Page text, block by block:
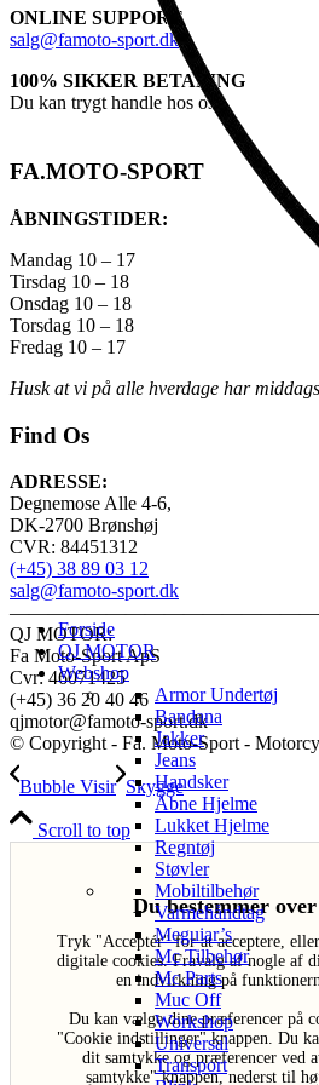
Forside
QJ MOTOR
Webshop
Armor Undertøj
Bandana
Jakker
Jeans
Handsker
Åbne Hjelme
Lukket Hjelme
Regntøj
Støvler
Mobiltilbehør
Varmehåndtag
Meguiar’s
Mc Tilbehør
Mc Parts
Muc Off
Workshop
Universal
Transport
ONLINE SUPPORT
salg@famoto-sport.dk
100% SIKKER BETALING
Du kan trygt handle hos os
FA.MOTO-SPORT
ÅBNINGSTIDER:
Mandag 10 – 17
Tirsdag 10 – 18
Onsdag 10 – 18
Torsdag 10 – 18
Fredag 10 – 17
Husk at vi på alle hverdage har
Find Os
ADRESSE:
Degnemose Alle 4-6,
DK-2700 Brønshøj
CVR: 84451312
(+45) 38 89 03 12
salg@famoto-sport.dk
QJ MOTOR:
Fa Moto-Sport ApS
Cvr: 46071425
(+45) 36 20 40 46
qjmotor@famoto-sport.dk
© Copyright - Fa. Moto-Sport -
Bubble Visir Skygge
Scroll to top
Du bestemmer
Tryk "Acceptér" for at acceptere,
digitale cookies. Fravalg af nogle af
en indvirkning på
Du kan vælge dine præferencer på
"Cookie indstillinger" knappen. Du
dit samtykke og præferencer ved
samtykke" knappen, nederst til